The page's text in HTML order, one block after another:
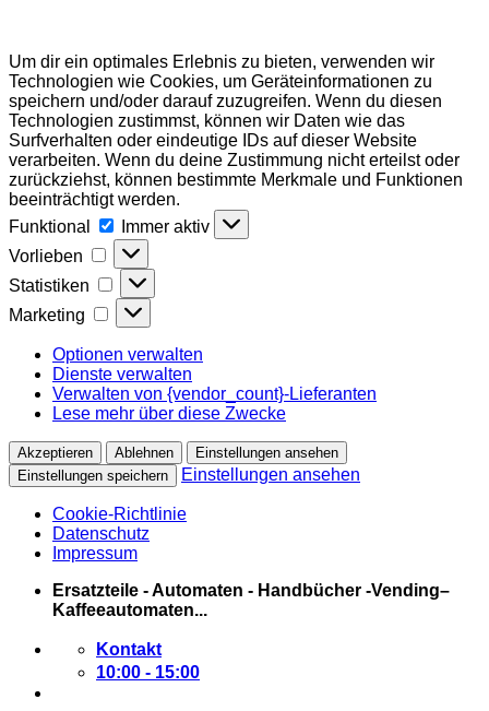
Um dir ein optimales Erlebnis zu bieten, verwenden wir
Technologien wie Cookies, um Geräteinformationen zu
speichern und/oder darauf zuzugreifen. Wenn du diesen
Technologien zustimmst, können wir Daten wie das
Surfverhalten oder eindeutige IDs auf dieser Website
verarbeiten. Wenn du deine Zustimmung nicht erteilst oder
zurückziehst, können bestimmte Merkmale und Funktionen
beeinträchtigt werden.
Funktional
Funktional
Immer aktiv
Vorlieben
Vorlieben
Statistiken Statistiken
Marketing Marketing
Optionen verwalten
Dienste verwalten
Verwalten von {vendor_count}-Lieferanten
Lese mehr über diese Zwecke
Akzeptieren Ablehnen
Einstellungen ansehen
Einstellungen speichern
Einstellungen ansehen
Cookie-Richtlinie
Datenschutz
Impressum
Zum
Ersatzteile - Automaten - Handbücher -Vending–
Kaffeeautomaten...
Kontakt
10:00 - 15:00